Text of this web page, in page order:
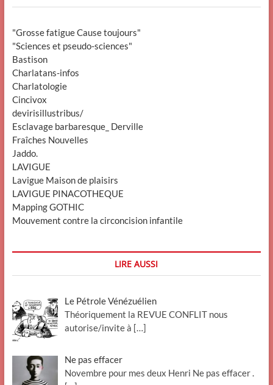
"Grosse fatigue Cause toujours"
"Sciences et pseudo-sciences"
Bastison
Charlatans-infos
Charlatologie
Cincivox
devirisillustribus/
Esclavage barbaresque_ Derville
Fraîches Nouvelles
Jaddo.
LAVIGUE
Lavigue Maison de plaisirs
LAVIGUE PINACOTHEQUE
Mapping GOTHIC
Mouvement contre la circoncision infantile
LIRE AUSSI
Le Pétrole Vénézuélien
Théoriquement la REVUE CONFLIT nous
autorise/invite à […]
Ne pas effacer
Novembre pour mes deux Henri Ne pas effacer .